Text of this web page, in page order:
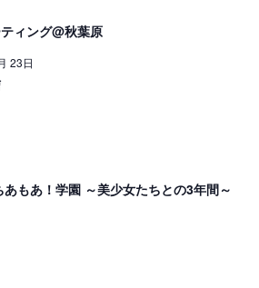
ィング@秋葉原
23日
あもあ！学園 ～美少女たちとの3年間～